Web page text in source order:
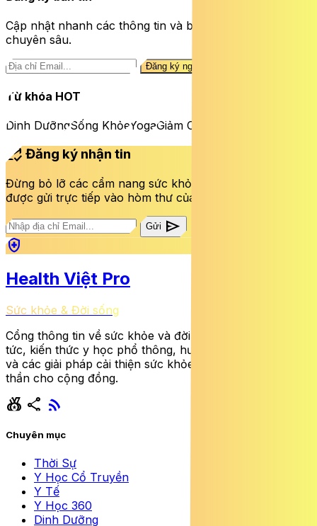
Cập nhật nhanh các thông tin và bài viết sức khỏe
chuyên sâu.
Đăng ký ngay
Từ khóa HOT
Dinh DưỡngSống KhỏeYogaGiảm Cân
mark_email_read Đăng ký nhận tin
Đừng bỏ lỡ các cẩm nang sức khỏe và bài viết mới nhất
được gửi trực tiếp vào hòm thư của bạn mỗi tuần.
Gửi send
health_and_safety
Health Việt Pro
Sức khỏe & Đời sống
Cổng thông tin về sức khỏe và đời sống cung cấp tin
tức, kiến thức y học phổ thông, hướng dẫn dinh dưỡng
và các giải pháp cải thiện sức khỏe thể chất lẫn tinh
thần cho cộng đồng.
social_leaderboard share rss_feed
Chuyên mục
Thời Sự
Y Học Cổ Truyền
Y Tế
Y Học 360
Dinh Dưỡng